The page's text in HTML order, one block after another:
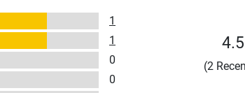
1
1
0
0
4.5
(2